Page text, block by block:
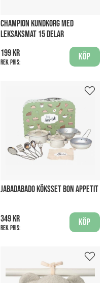
CHAMPION KUNDKORG MED
LEKSAKSMAT 15 DELAR
199 kr
Rek. pris:
Köp
JABADABADO KÖKSSET BON APPETIT
349 kr
Rek. pris:
Köp